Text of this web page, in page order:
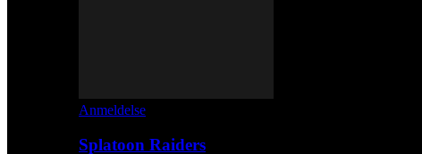
Anmeldelse
Splatoon Raiders